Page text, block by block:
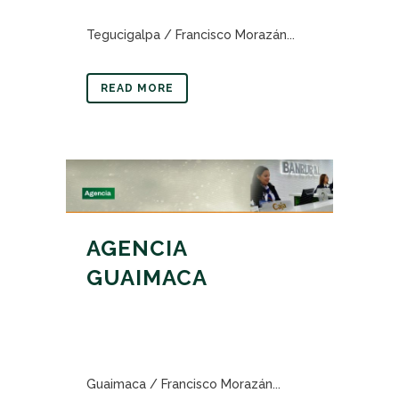
Tegucigalpa / Francisco Morazán...
READ MORE
AGENCIA
GUAIMACA
Guaimaca / Francisco Morazán...